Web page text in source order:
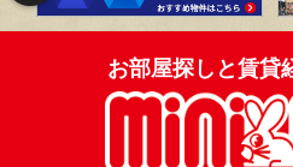
お部屋探しと賃貸